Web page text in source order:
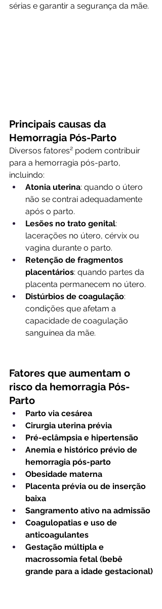
sérias e garantir a segurança da mãe.
Principais causas da
Hemorragia Pós-Parto
Diversos fatores² podem contribuir
para a hemorragia pós-parto,
incluindo:
Atonia uterina: quando o útero
não se contrai adequadamente
após o parto.
Lesões no trato genital:
lacerações no útero, cérvix ou
vagina durante o parto.
Retenção de fragmentos
placentários: quando partes da
placenta permanecem no útero.
Distúrbios de coagulação:
condições que afetam a
capacidade de coagulação
sanguínea da mãe.
Fatores que aumentam o
risco da hemorragia Pós-
Parto
Parto via cesárea
Cirurgia uterina prévia
Pré-eclâmpsia e hipertensão
Anemia e histórico prévio de
hemorragia pós-parto
Obesidade materna
Placenta prévia ou de inserção
baixa
Sangramento ativo na admissão
Coagulopatias e uso de
anticoagulantes
Gestação múltipla e
macrossomia fetal (bebê
grande para a idade gestacional)